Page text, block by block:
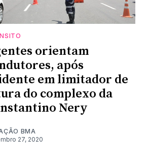
orientam
após
em limitador de
do complexo da
Nery
BMA
27, 2020